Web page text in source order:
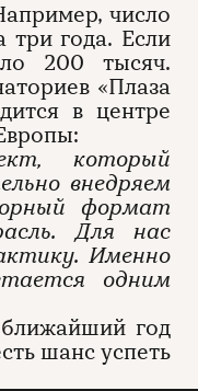
число
три года. Если
200 тысяч.
«Плаза
в центре
который
внедряем
формат
Для нас
Именно
одним
год
шанс успеть